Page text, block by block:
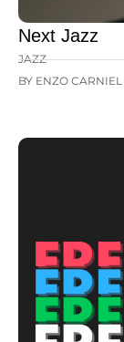
Next Jazz
JAZZ
BY ENZO CARNIEL